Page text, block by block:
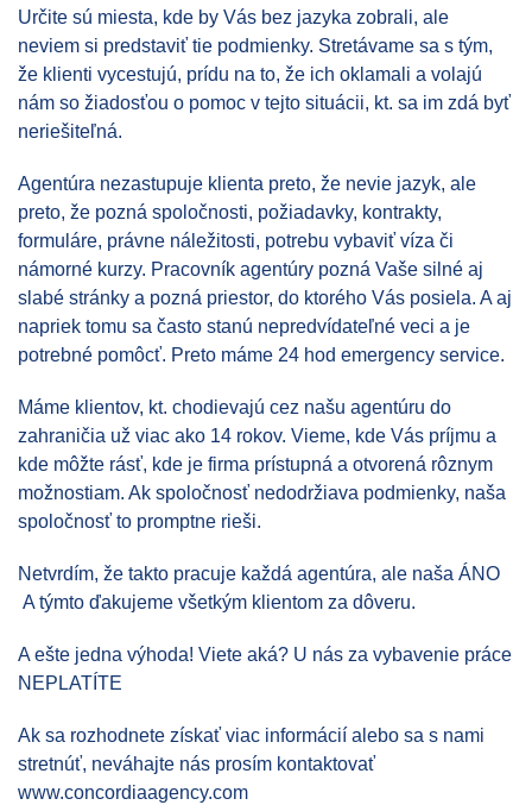
Určite sú miesta, kde by Vás bez jazyka zobrali, ale
neviem si predstaviť tie podmienky. Stretávame sa s tým,
že klienti vycestujú, prídu na to, že ich oklamali a volajú
nám so žiadosťou o pomoc v tejto situácii, kt. sa im zdá byť
neriešiteľná.
Agentúra nezastupuje klienta preto, že nevie jazyk, ale
preto, že pozná spoločnosti, požiadavky, kontrakty,
formuláre, právne náležitosti, potrebu vybaviť víza či
námorné kurzy. Pracovník agentúry pozná Vaše silné aj
slabé stránky a pozná priestor, do ktorého Vás posiela. A aj
napriek tomu sa často stanú nepredvídateľné veci a je
potrebné pomôcť. Preto máme 24 hod emergency service.
Máme klientov, kt. chodievajú cez našu agentúru do
zahraničia už viac ako 14 rokov. Vieme, kde Vás príjmu a
kde môžte rásť, kde je firma prístupná a otvorená rôznym
možnostiam. Ak spoločnosť nedodržiava podmienky, naša
spoločnosť to promptne rieši.
Netvrdím, že takto pracuje každá agentúra, ale naša ÁNO
A týmto ďakujeme všetkým klientom za dôveru.
A ešte jedna výhoda! Viete aká? U nás za vybavenie práce
NEPLATÍTE
Ak sa rozhodnete získať viac informácií alebo sa s nami
stretnúť, neváhajte nás prosím kontaktovať
www.concordiaagency.com